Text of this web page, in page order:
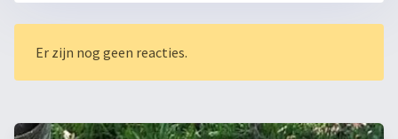
Er zijn nog geen reacties.